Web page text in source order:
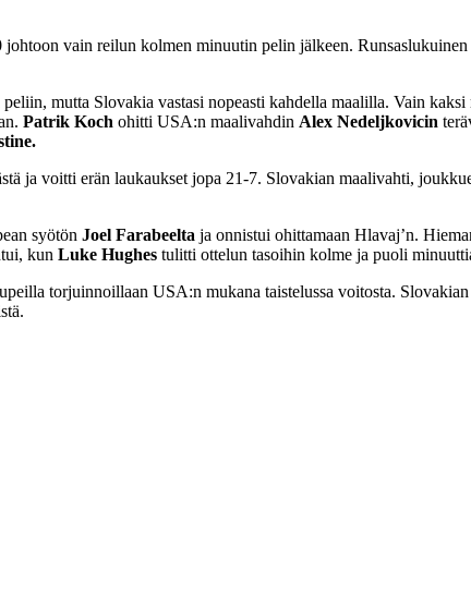
johtoon vain reilun kolmen minuutin pelin jälkeen.
mutta Slovakia vastasi nopeasti kahdella maalilla. Vain
Patrik Koch ohitti USA:n maalivahdin Alex Nedeljkovicin
ja voitti erän laukaukset jopa 21-7. Slovakian maalivahti,
syötön Joel Farabeelta ja onnistui ohittamaan Hlavaj’n.
kun Luke Hughes tulitti ottelun tasoihin kolme ja puoli
torjuinnoillaan USA:n mukana taistelussa voitosta.